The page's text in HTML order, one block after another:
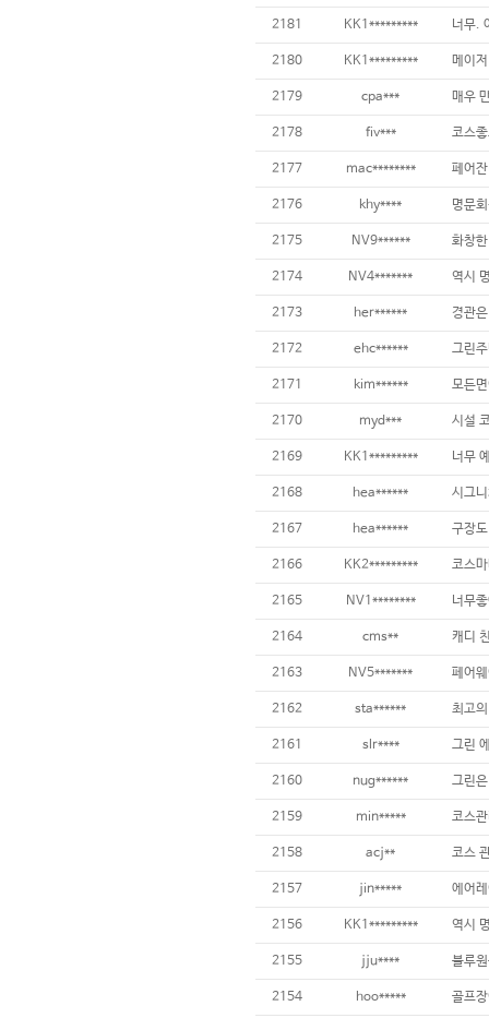
2181 KK1*********
2180 KK1*********
2179 cpa***
2178 fiv***
2177 mac********
2176 khy****
2175 NV9******
2174 NV4*******
2173 her******
2172 ehc******
2171 kim******
2170 myd***
2169 KK1*********
2168 hea******
2167 hea******
2166 KK2*********
2165 NV1******** 너무
2164 cms**
2163 NV5*******
2162 sta****** 최고
2161 slr****
2160 nug******
2159 min*****
2158 acj**
2157 jin*****
2156 KK1*********
2155 jju**** 블루
2154 hoo*****